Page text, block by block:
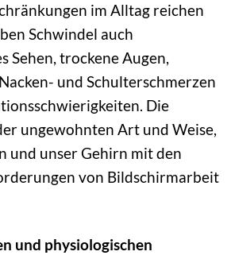
im Alltag reichen
Schwindel auch
Sehen, trockene Augen,
und Schulterschmerzen
Die
ungewohnten Art und Weise,
und unser Gehirn mit den
von Bildschirmarbeit
und physiologischen